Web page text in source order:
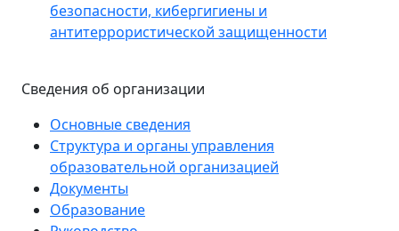
безопасности, кибергигиены и
антитеррористической защищенности
Сведения об организации
Основные сведения
Структура и органы управления
образовательной организацией
Документы
Образование